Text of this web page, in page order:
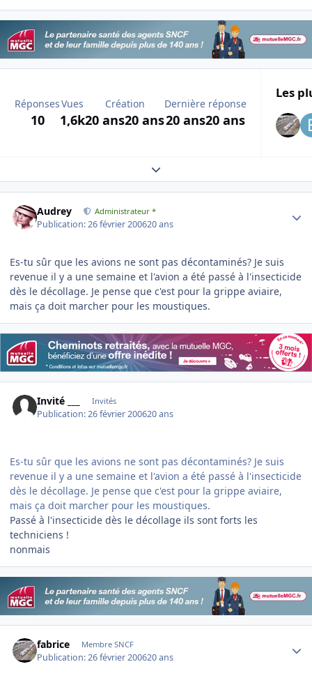
Réponses
10
Vues
1,6k
Création
20 ans20 ans
Dernière réponse
20 ans20 ans
Les
Expand topic overview
Audrey Administrateur *
Publication:26 février 200620 ans
Es-tu sûr que les avions ne sont pas décontaminés? Je suis
revenue il y a une semaine et l'avion a été passé à l'insecticide
dès le décollage. Je pense que c'est pour la grippe aviaire,
mais ça doit marcher pour les moustiques.
Invité ___ Invités
Publication:26 février 200620 ans
Es-tu sûr que les avions ne sont pas décontaminés? Je suis
revenue il y a une semaine et l'avion a été passé à l'insecticide
dès le décollage. Je pense que c'est pour la grippe aviaire,
mais ça doit marcher pour les moustiques.
Passé à l'insecticide dès le décollage ils sont forts les
techniciens !
nonmais
fabrice Membre SNCF
Publication:26 février 200620 ans